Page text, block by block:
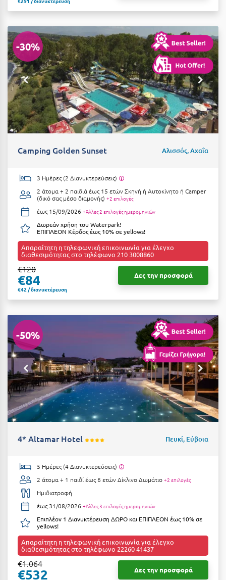
Ψαθόπυργος
-30%
Camping Golden Sunset Αλισσός, Αχαΐα
3 Ημέρες (2 Διανυκτερεύσεις)
2 άτομα + 2 παιδιά έως 15 ετώνΣκηνή ή Αυτοκίνητο ή Camper
(δικό σας μέσο διαμονής) +2 επιλογές
έως 15/09/2026 +Άλλες 2 επιλογές ημερομηνιών
Δωρεάν χρήση του Waterpark!
ΕΠΙΠΛΕΟΝ Κέρδος έως 10% σε yellows!
Απαραίτητη η τηλεφωνική επικοινωνία για έλεγχο
διαθεσιμότητας στο τηλέφωνο 210 3008860
€120
€84
€42 / διανυκτέρευση
Δες την προσφορά
-50%
4* Altamar Hotel Πευκί, Εύβοια
5 Ημέρες (4 Διανυκτερεύσεις)
2 άτομα + 1 παιδί έως 6 ετώνΔίκλινο Δωμάτιο +2 επιλογές
Ημιδιατροφή
έως 31/08/2026 +Άλλες 3 επιλογές ημερομηνιών
Επιπλέον 1 Διανυκτέρευση ΔΩΡΟ και ΕΠΙΠΛΕΟΝ έως 10% σε
yellows!
Απαραίτητη η τηλεφωνική επικοινωνία για έλεγχο
διαθεσιμότητας στο τηλέφωνο 22260 41437
€1.064
€532 Δες την προσφορά